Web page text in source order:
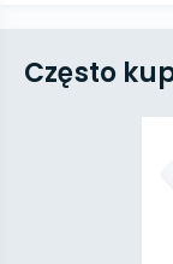
Często